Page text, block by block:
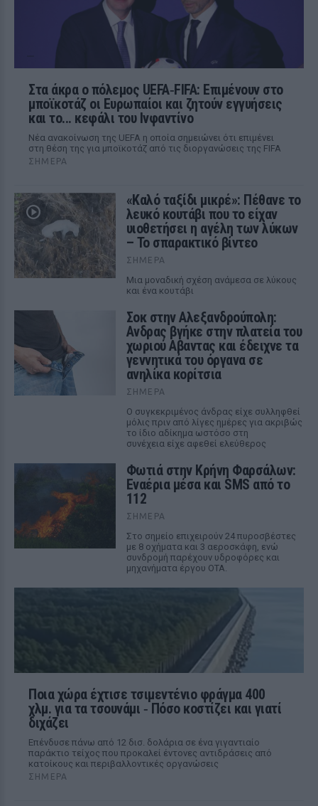
Στα άκρα ο πόλεμος UEFA‑FIFA: Επιμένουν στο
μποϊκοτάζ οι Ευρωπαίοι και ζητούν εγγυήσεις
και το... κεφάλι του Ινφαντίνο
Νέα ανακοίνωση της UEFA η οποία σημειώνει ότι επιμένει
στη θέση της για μποϊκοτάζ από τις διοργανώσεις της FIFA
ΣΉΜΕΡΑ
«Καλό ταξίδι μικρέ»: Πέθανε το
λευκό κουτάβι που το είχαν
υιοθετήσει η αγέλη των λύκων
– Το σπαρακτικό βίντεο
ΣΉΜΕΡΑ
Μια μοναδική σχέση ανάμεσα σε λύκους
και ένα κουτάβι
Σοκ στην Αλεξανδρούπολη:
Ανδρας βγήκε στην πλατεία του
χωριού Αβαντας και έδειχνε τα
γεννητικά του όργανα σε
ανηλίκα κορίτσια
ΣΉΜΕΡΑ
Ο συγκεκριμένος άνδρας είχε συλληφθεί
μόλις πριν από λίγες ημέρες για ακριβώς
το ίδιο αδίκημα ωστόσο στη
συνέχεια είχε αφεθεί ελεύθερος
Φωτιά στην Κρήνη Φαρσάλων:
Εναέρια μέσα και SMS από το
112
ΣΉΜΕΡΑ
Στο σημείο επιχειρούν 24 πυροσβέστες
με 8 οχήματα και 3 αεροσκάφη, ενώ
συνδρομή παρέχουν υδροφόρες και
μηχανήματα έργου ΟΤΑ.
Ποια χώρα έχτισε τσιμεντένιο φράγμα 400
χλμ. για τα τσουνάμι ‑ Πόσο κοστίζει και γιατί
διχάζει
Επένδυσε πάνω από 12 δισ. δολάρια σε ένα γιγαντιαίο
παράκτιο τείχος που προκαλεί έντονες αντιδράσεις από
κατοίκους και περιβαλλοντικές οργανώσεις
ΣΉΜΕΡΑ